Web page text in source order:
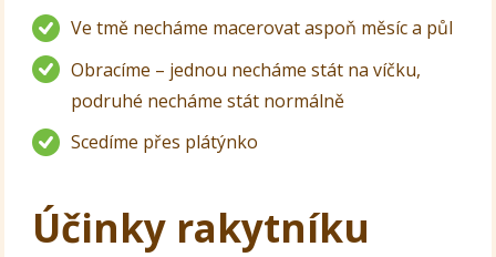
Ve tmě necháme macerovat aspoň měsíc a půl
Obracíme – jednou necháme stát na víčku,
podruhé necháme stát normálně
Scedíme přes plátýnko
Účinky rakytníku